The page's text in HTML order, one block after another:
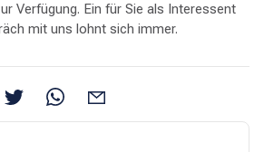
Verfügung. Ein für Sie als Interessent
mit uns lohnt sich immer.